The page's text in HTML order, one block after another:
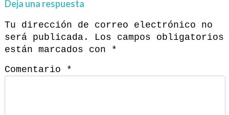
Deja una respuesta
Tu dirección de correo electrónico no
será publicada.
Los campos obligatorios
están marcados con
*
Comentario
*